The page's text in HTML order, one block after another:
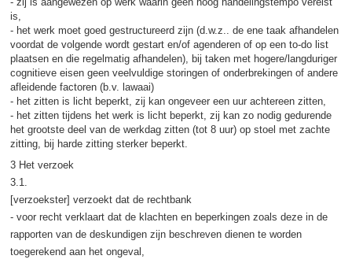
is,
- het werk moet goed gestructureerd zijn (d.w.z.. de ene taak afhandelen
voordat de volgende wordt gestart en/of agenderen of op een to-do list
plaatsen en die regelmatig afhandelen), bij taken met hogere/langduriger
cognitieve eisen geen veelvuldige storingen of onderbrekingen of andere
afleidende factoren (b.v. lawaai)
- het zitten is licht beperkt, zij kan ongeveer een uur achtereen zitten,
- het zitten tijdens het werk is licht beperkt, zij kan zo nodig gedurende
het grootste deel van de werkdag zitten (tot 8 uur) op stoel met zachte
zitting, bij harde zitting sterker beperkt.
3 Het verzoek
3.1.
[verzoekster] verzoekt dat de rechtbank
- voor recht verklaart dat de klachten en beperkingen zoals deze in de
rapporten van de deskundigen zijn beschreven dienen te worden
toegerekend aan het ongeval,